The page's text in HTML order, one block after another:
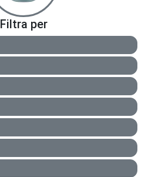
Filtra per